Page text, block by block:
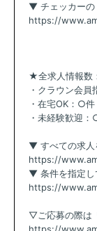
▼ チェッカーの
https://
★全求人情報数
・クラウン会
・在宅OK：○件
・未経験歓迎
▼ すべての求人
https://
▼ 条件を指定し
https://
▽ご応募の際は